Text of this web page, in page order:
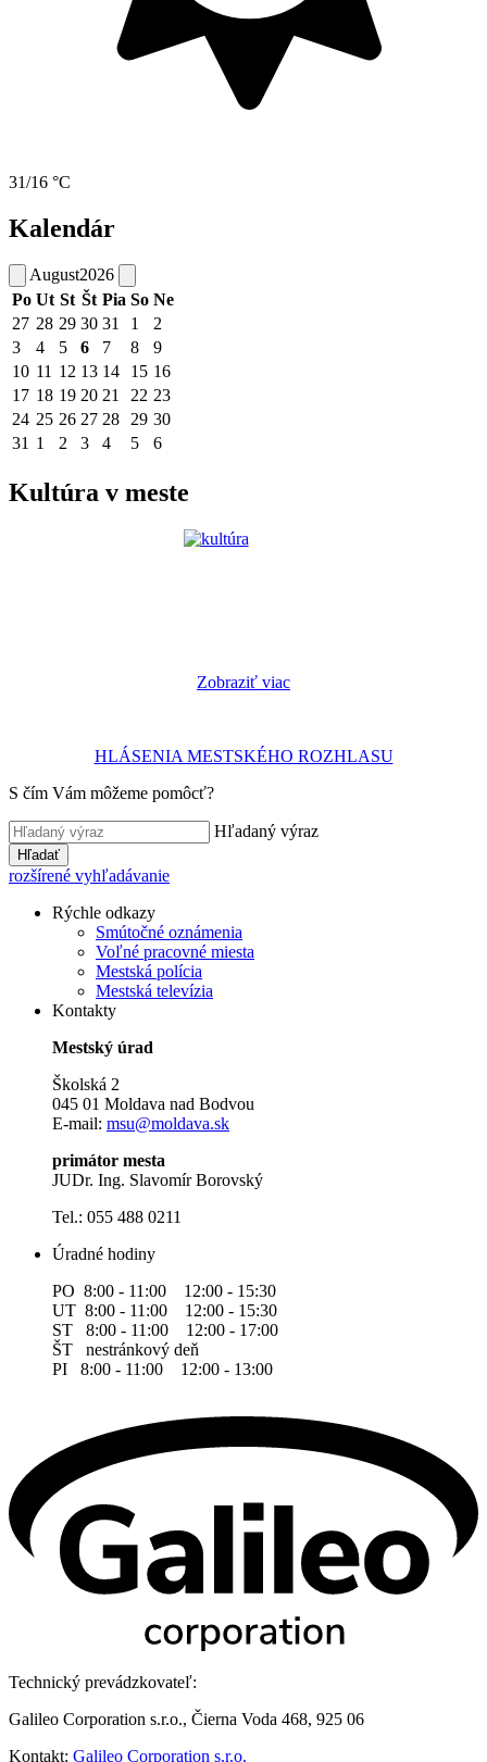
31/16 °C
Kalendár
August2026
Po Ut St Št Pia So Ne
27 28 29 30 31 1
2
3
4 5 6 7 8
9
10 11 12 13 14 15 16
17 18 19 20 21 22 23
24 25 26 27 28 29 30
31 1 2 3 4 5 6
Kultúra v meste
Zobraziť viac
HLÁSENIA MESTSKÉHO ROZHLASU
S čím Vám môžeme pomôcť?
Hľadaný výraz
Hľadať
rozšírené vyhľadávanie
Rýchle odkazy
Smútočné oznámenia
Voľné pracovné miesta
Mestská polícia
Mestská televízia
Kontakty
Mestský úrad
Školská 2
045 01 Moldava nad Bodvou
E-mail: msu@moldava.sk
primátor mesta
JUDr. Ing. Slavomír Borovský
Tel.: 055 488 0211
Úradné hodiny
PO 8:00 - 11:00 12:00 - 15:30
UT 8:00 - 11:00 12:00 - 15:30
ST 8:00 - 11:00 12:00 - 17:00
ŠT nestránkový deň
PI 8:00 - 11:00 12:00 - 13:00
Technický prevádzkovateľ:
Galileo Corporation s.r.o., Čierna Voda 468, 925 06
Kontakt: Galileo Corporation s.r.o.